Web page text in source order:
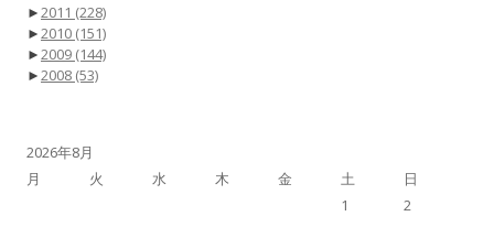
►2011 (228)
►2010 (151)
►2009 (144)
►2008 (53)
2026年8月
月
火 水 木 金 土
日
1
2